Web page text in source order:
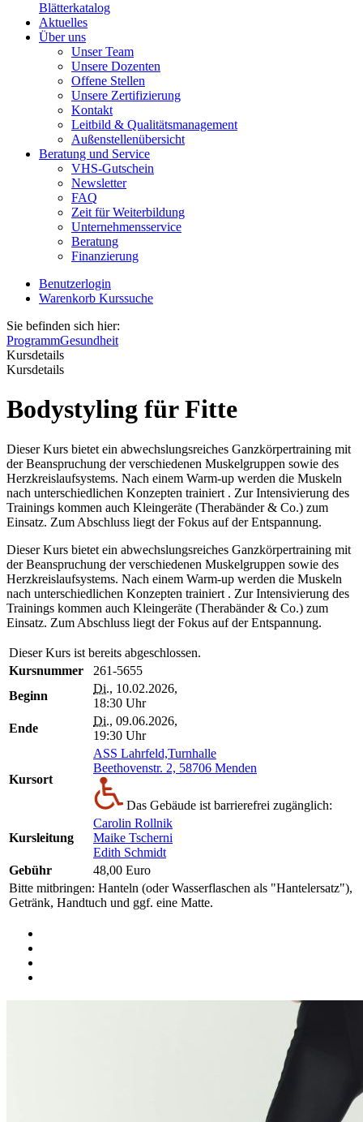
Blätterkatalog
Aktuelles
Über uns
Unser Team
Unsere Dozenten
Offene Stellen
Unsere Zertifizierung
Kontakt
Leitbild & Qualitätsmanagement
Außenstellenübersicht
Beratung und Service
VHS-Gutschein
Newsletter
FAQ
Zeit für Weiterbildung
Unternehmensservice
Beratung
Finanzierung
Benutzerlogin
Warenkorb Kurssuche
Sie befinden sich hier:
ProgrammGesundheit
Kursdetails
Kursdetails
Bodystyling für Fitte
Dieser Kurs bietet ein abwechslungsreiches Ganzkörpertraining mit
der Beanspruchung der verschiedenen Muskelgruppen sowie des
Herzkreislaufsystems. Nach einem Warm-up werden die Muskeln
nach unterschiedlichen Konzepten trainiert . Zur Intensivierung des
Trainings kommen auch Kleingeräte (Therabänder & Co.) zum
Einsatz. Zum Abschluss liegt der Fokus auf der Entspannung.
Dieser Kurs bietet ein abwechslungsreiches Ganzkörpertraining mit
der Beanspruchung der verschiedenen Muskelgruppen sowie des
Herzkreislaufsystems. Nach einem Warm-up werden die Muskeln
nach unterschiedlichen Konzepten trainiert . Zur Intensivierung des
Trainings kommen auch Kleingeräte (Therabänder & Co.) zum
Einsatz. Zum Abschluss liegt der Fokus auf der Entspannung.
Dieser Kurs ist bereits abgeschlossen.
Kursnummer
261-5655
Beginn
Di., 10.02.2026,
18:30 Uhr
Ende
Di., 09.06.2026,
19:30 Uhr
Kursort
ASS Lahrfeld,Turnhalle
Beethovenstr. 2, 58706 Menden
Das Gebäude ist barrierefrei zugänglich:
Kursleitung
Carolin Rollnik
Maike Tscherni
Edith Schmidt
Gebühr
48,00 Euro
Bitte mitbringen: Hanteln (oder Wasserflaschen als "Hantelersatz"),
Getränk, Handtuch und ggf. eine Matte.